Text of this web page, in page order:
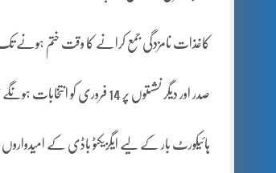
کاغذات نامزدگی جمع کرانے کا وقت ختم ہونے تک
صدر اور دیگر نشستوں پر 14 فروری کو انتخابات ہونگے جس میں وکلاء ووٹ کے زریعے نئی کابینہ کا انتخاب کرے گے۔
ہائیکورٹ بار کے لیے ایگزیکٹو باڈی کے